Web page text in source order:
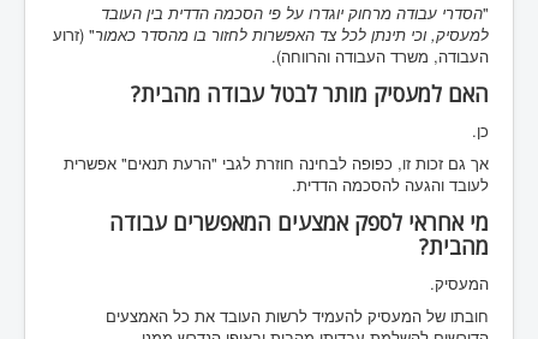
"הסדרי עבודה מרחוק יוגדרו על פי הסכמה הדדית בין העובד
למעסיק, וכי תינתן לכל צד האפשרות לחזור בו מהסדר כאמור" (זרוע
העבודה, משרד העבודה והרווחה).
האם למעסיק מותר לבטל עבודה מהבית?
כן.
אך גם זכות זו, כפופה לבחינה חוזרת לגבי "הרעת תנאים" אפשרית
לעובד והגעה להסכמה הדדית.
מי אחראי לספק אמצעים המאפשרים עבודה
מהבית?
המעסיק.
חובתו של המעסיק להעמיד לרשות העובד את כל האמצעים